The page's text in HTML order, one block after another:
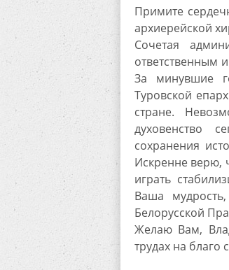
Примите
архиерейской
Сочетая
ответственным
За минувшие
Туровской
стране.
духовенство
сохранения
Искренне верю,
играть
Ваша
Белорусской
Желаю Вам,
трудах на благо